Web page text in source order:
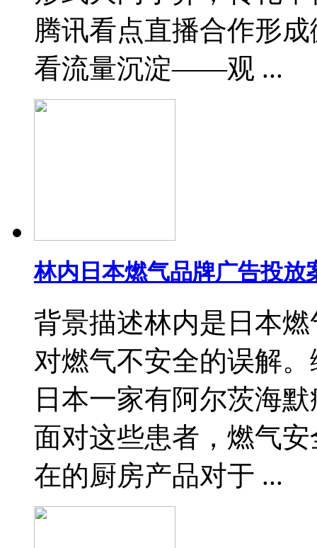
腾讯看点直播合作形
看流量沉淀——观 ...
林内日本燃气品牌广告投放
背景描述林内是日本
对燃气不安全的误解
日本一家有阿尔茨海
面对这些患者，燃气
在的厨房产品对于 ...